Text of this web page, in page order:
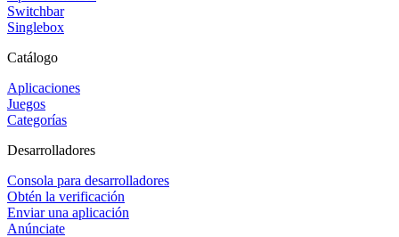
Switchbar
Singlebox
Catálogo
Aplicaciones
Juegos
Categorías
Desarrolladores
Consola para desarrolladores
Obtén la verificación
Enviar una aplicación
Anúnciate